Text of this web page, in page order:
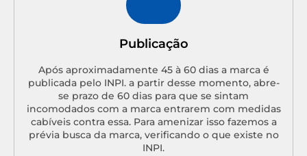
Publicação
Após aproximadamente 45 à 60 dias a marca é
publicada pelo INPI. a partir desse momento, abre-
se prazo de 60 dias para que se sintam
incomodados com a marca entrarem com medidas
cabíveis contra essa. Para amenizar isso fazemos a
prévia busca da marca, verificando o que existe no
INPI.